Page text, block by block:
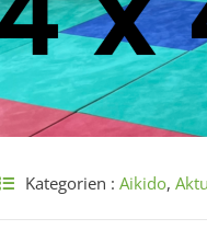
Kategorien : Aikido,